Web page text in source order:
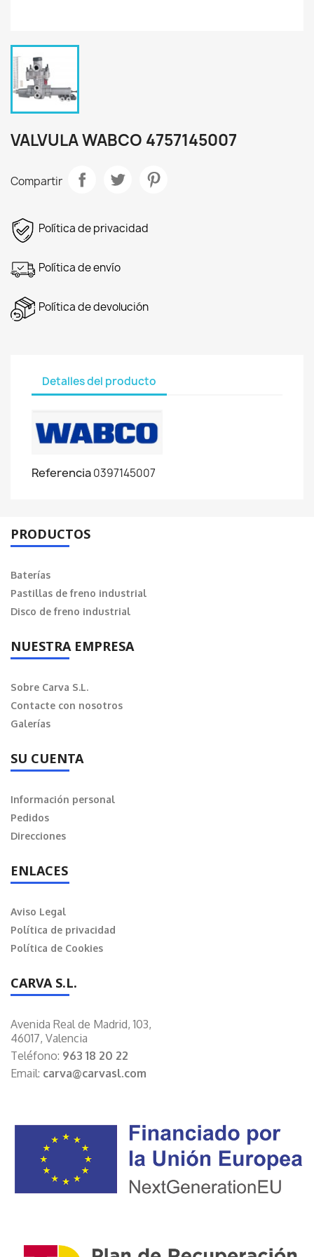
VALVULA WABCO 4757145007
Compartir
Política de privacidad
Política de envío
Política de devolución
Detalles del producto
Referencia0397145007
PRODUCTOS
Baterías
Pastillas de freno industrial
Disco de freno industrial
NUESTRA EMPRESA
Sobre Carva S.L.
Contacte con nosotros
Galerías
SU CUENTA
Información personal
Pedidos
Direcciones
ENLACES
Aviso Legal
Política de privacidad
Política de Cookies
CARVA S.L.
Avenida Real de Madrid, 103,
46017, Valencia
Teléfono: 963 18 20 22
Email: carva@carvasl.com